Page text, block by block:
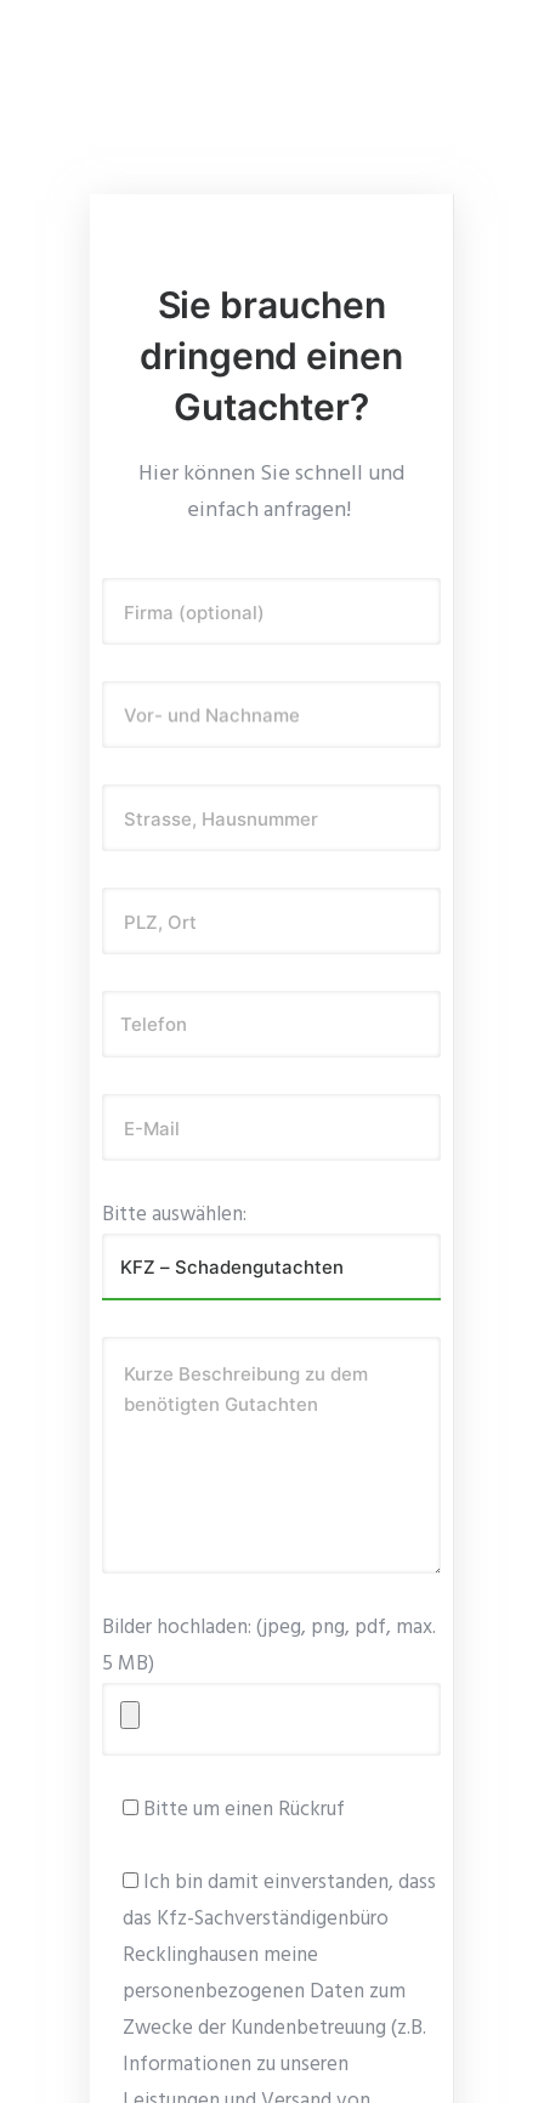
Sie brauchen
dringend einen
Gutachter?
Hier können Sie schnell und
einfach anfragen!
Firma (optional)
Vor- und Nachname
Strasse, Hausnummer
PLZ, Ort
E-Mail
Bitte auswählen:
Kurze Beschreibung zu dem
benötigten Gutachten
Bilder hochladen: (jpeg, png, pdf, max.
5 MB)
Bitte um einen Rückruf
Ich bin damit einverstanden, dass
das Kfz-Sachverständigenbüro
Recklinghausen meine
personenbezogenen Daten zum
Zwecke der Kundenbetreuung (z.B.
Informationen zu unseren